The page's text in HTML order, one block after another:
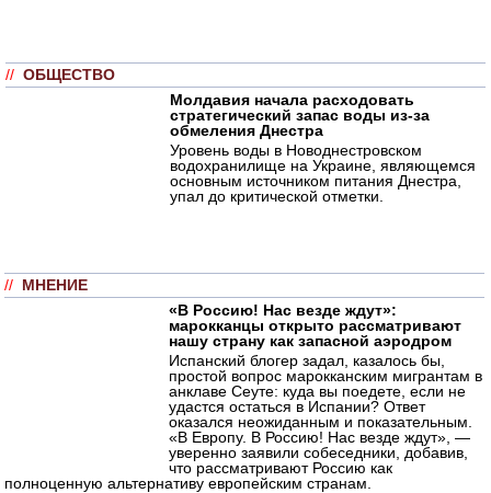
// ОБЩЕСТВО
Молдавия начала расходовать
стратегический запас воды из-за
обмеления Днестра
Уровень воды в Новоднестровском
водохранилище на Украине, являющемся
основным источником питания Днестра,
упал до критической отметки.
// МНЕНИЕ
«В Россию! Нас везде ждут»:
марокканцы открыто рассматривают
нашу страну как запасной аэродром
Испанский блогер задал, казалось бы,
простой вопрос марокканским мигрантам в
анклаве Сеуте: куда вы поедете, если не
удастся остаться в Испании? Ответ
оказался неожиданным и показательным.
«В Европу. В Россию! Нас везде ждут», —
уверенно заявили собеседники, добавив,
что рассматривают Россию как
полноценную альтернативу европейским странам.